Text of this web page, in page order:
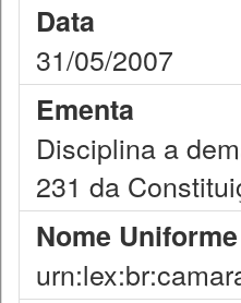
Data
31/05/2007
Ementa
Disciplina a
231 da
Nome Uniforme